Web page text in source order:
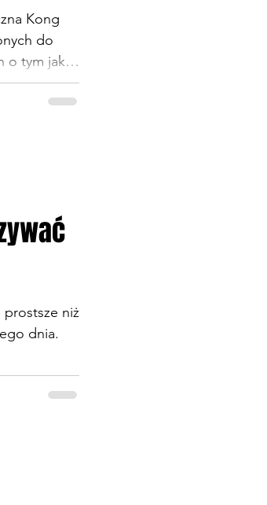
Kong
do
o tym jaka
Jak psuje
nie
byłabym
prostsze niż
dnia.